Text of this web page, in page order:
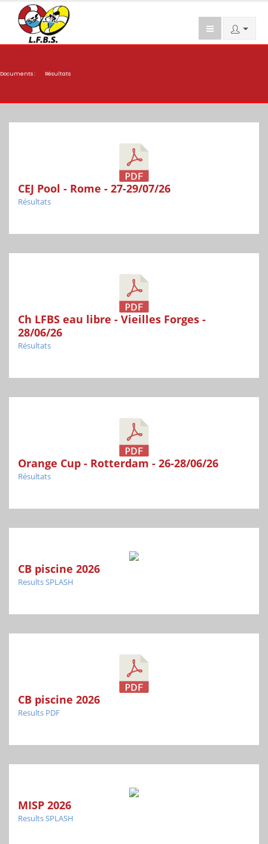
Documents : Résultats
CEJ Pool - Rome - 27-29/07/26
Résultats
Ch LFBS eau libre - Vieilles Forges -
28/06/26
Résultats
Orange Cup - Rotterdam - 26-28/06/26
Résultats
CB piscine 2026
Results SPLASH
CB piscine 2026
Results PDF
MISP 2026
Results SPLASH